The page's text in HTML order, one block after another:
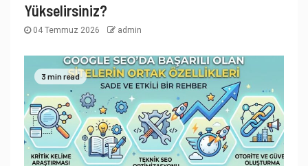
Yükselirsiniz?
04 Temmuz 2026 admin
3 min read